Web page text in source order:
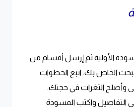
الأولية ثم إرسل أقسام من
الخاص بك. اتبع الخطوات
وأصلح الثغرات في حجتك.
التفاصيل واكتب المسودة